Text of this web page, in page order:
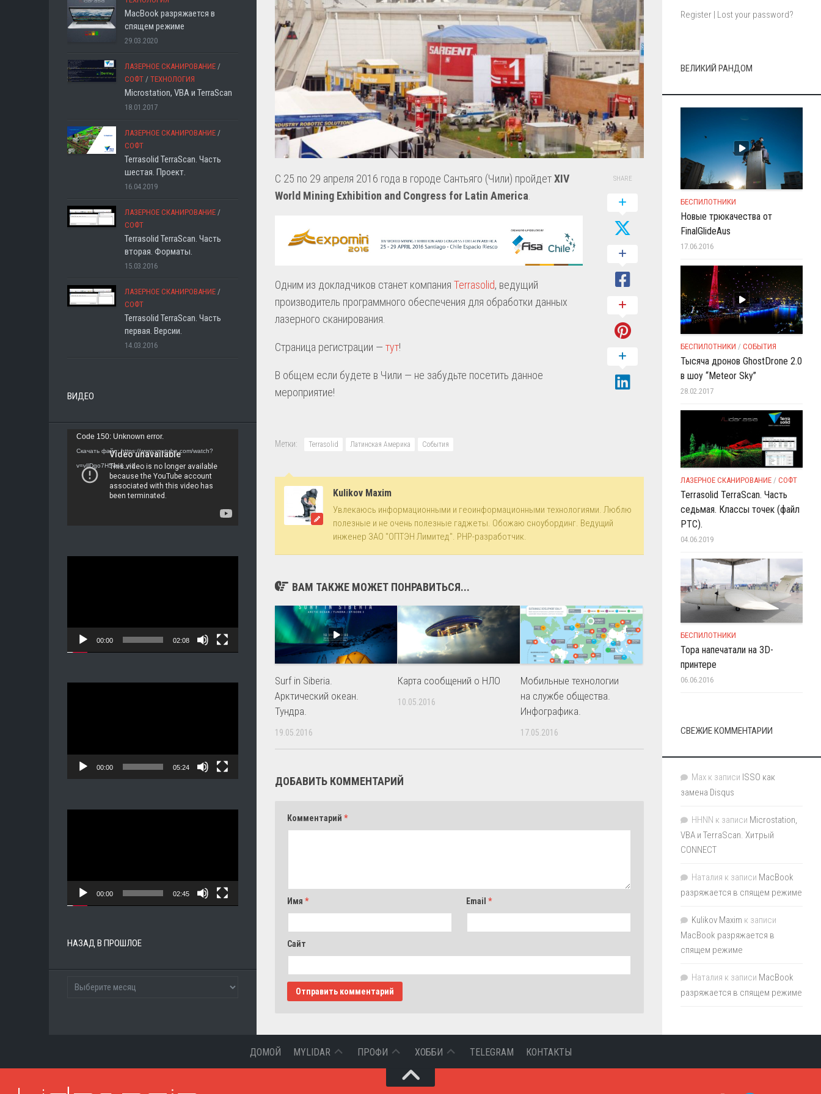
С 25 по 29 апреля 2016 года в городе Сантьяго (Чили) пройдетXIV
World Mining Exhibition and Congress for Latin America.
Одним из докладчиков станет компания Terrasolid, ведущий
производитель программного обеспечения для обработки данных
лазерного сканирования.
Страница регистрации — тут!
В общем если будете в Чили — не забудьте посетить данное
мероприятие!
SHARE
Метки: Terrasolid Латинская Америка События
Kulikov Maxim
Увлекаюсь информационными и геоинформационными технологиями. Люблю
полезные и не очень полезные гаджеты. Обожаю сноубординг. Ведущий
инженер ЗАО "ОПТЭН Лимитед". PHP-разработчик.
ВАМ ТАКЖЕ МОЖЕТ ПОНРАВИТЬСЯ...
Surf in Siberia.
Арктический океан.
Тундра.
19.05.2016
Карта сообщений о НЛО
10.05.2016
Мобильные технологии
на службе общества.
Инфографика.
17.05.2016
ДОБАВИТЬ КОММЕНТАРИЙ
Комментарий *
Имя * Email*
Сайт
MacBook разряжается в
спящем режиме
29.03.2020
ЛАЗЕРНОЕ СКАНИРОВАНИЕ /
СОФТ / ТЕХНОЛОГИЯ
Microstation, VBA и TerraScan
18.01.2017
ЛАЗЕРНОЕ СКАНИРОВАНИЕ /
СОФТ
Terrasolid TerraScan. Часть
шестая. Проект.
16.04.2019
ЛАЗЕРНОЕ СКАНИРОВАНИЕ /
СОФТ
Terrasolid TerraScan. Часть
вторая. Форматы.
15.03.2016
ЛАЗЕРНОЕ СКАНИРОВАНИЕ /
СОФТ
Terrasolid TerraScan. Часть
первая. Версии.
14.03.2016
ВИДЕО
Видеоплеер
Code 150: Unknown error.
Скачать файл: https://www.youtube.com/watch?
v=vIlDgo7H5ws&_=1
00:00 02:08
00:00 05:24
00:00 02:45
НАЗАД В ПРОШЛОЕ
Register | Lost your password?
ВЕЛИКИЙ РАНДОМ
БЕСПИЛОТНИКИ
Новые трюкачества от
FinalGlideAus
17.06.2016
БЕСПИЛОТНИКИ / СОБЫТИЯ
Тысяча дронов GhostDrone 2.0
в шоу “Meteor Sky”
28.02.2017
ЛАЗЕРНОЕ СКАНИРОВАНИЕ / СОФТ
Terrasolid TerraScan. Часть
седьмая. Классы точек (файл
PTC).
04.06.2019
БЕСПИЛОТНИКИ
Тора напечатали на 3D-
принтере
06.06.2016
СВЕЖИЕ КОММЕНТАРИИ
Max к записи ISSO как
замена Disqus
HHNN к записи Microstation,
VBA и TerraScan. Хитрый
CONNECT
Наталия к записи MacBook
разряжается в спящем режиме
Kulikov Maxim к записи
MacBook разряжается в
спящем режиме
Наталия к записи MacBook
разряжается в спящем режиме
ДОМОЙ MYLIDAR
РЕГИСТРАЦИЯ
ПРОФИ
И
ДЗЗ
ХОББИ
СОБЫТИЯ
TELEGRAM КОНТАКТЫ